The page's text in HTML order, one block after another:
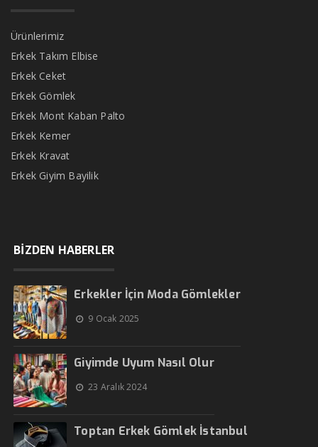
Ürünlerimiz
Erkek Takım Elbise
Erkek Ceket
Erkek Gömlek
Erkek Mont Kaban Palto
Erkek Kemer
Erkek Kravat
Erkek Giyim Bayilik
BİZDEN HABERLER
Erkekler İçin Moda Gömlekler
9 Ocak 2025
Giyimde Uyum Nasıl Olur
23 Aralık 2024
Toptan Erkek Gömlek İstanbul